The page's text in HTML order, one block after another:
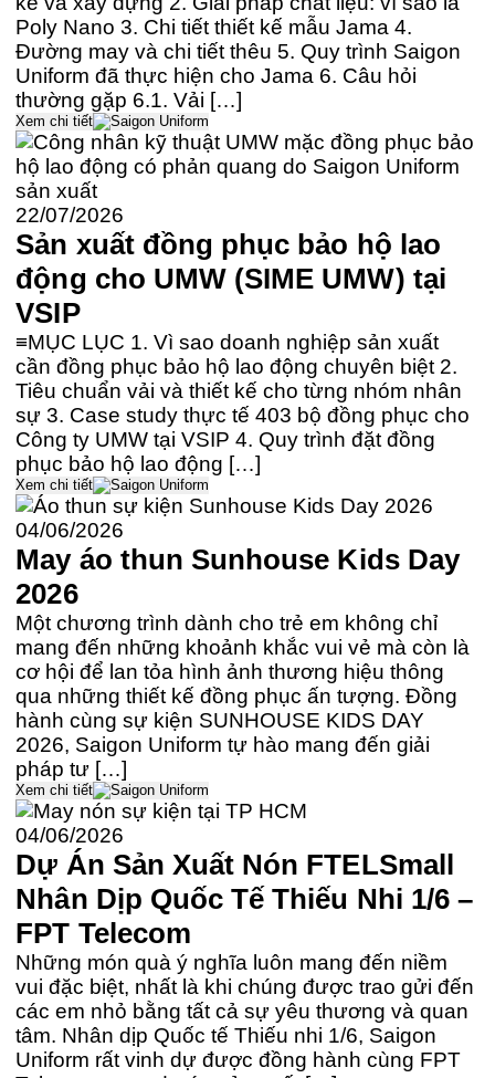
Poly Nano 3. Chi tiết thiết kế mẫu Jama 4.
Đường may và chi tiết thêu 5. Quy trình Saigon
Uniform đã thực hiện cho Jama 6. Câu hỏi
thường gặp 6.1. Vải […]
Xem chi tiết
22/07/2026
Sản xuất đồng phục bảo hộ lao
động cho UMW (SIME UMW) tại
VSIP
≡MỤC LỤC 1. Vì sao doanh nghiệp sản xuất
cần đồng phục bảo hộ lao động chuyên biệt 2.
Tiêu chuẩn vải và thiết kế cho từng nhóm nhân
sự 3. Case study thực tế 403 bộ đồng phục cho
Công ty UMW tại VSIP 4. Quy trình đặt đồng
phục bảo hộ lao động […]
Xem chi tiết
04/06/2026
May áo thun Sunhouse Kids Day
2026
Một chương trình dành cho trẻ em không chỉ
mang đến những khoảnh khắc vui vẻ mà còn là
cơ hội để lan tỏa hình ảnh thương hiệu thông
qua những thiết kế đồng phục ấn tượng. Đồng
hành cùng sự kiện SUNHOUSE KIDS DAY
2026, Saigon Uniform tự hào mang đến giải
pháp tư […]
Xem chi tiết
04/06/2026
Dự Án Sản Xuất Nón FTELSmall
Nhân Dịp Quốc Tế Thiếu Nhi 1/6 –
FPT Telecom
Những món quà ý nghĩa luôn mang đến niềm
vui đặc biệt, nhất là khi chúng được trao gửi đến
các em nhỏ bằng tất cả sự yêu thương và quan
tâm. Nhân dịp Quốc tế Thiếu nhi 1/6, Saigon
Uniform rất vinh dự được đồng hành cùng FPT